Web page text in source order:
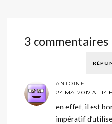
3 commentaires
ANTOINE
24 MAI 2017 AT 14
en effet, il est
impératif